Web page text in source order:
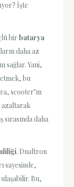
İşte
birbatarya
daha az
sağlar. Yani,
bu
scooter’ın
azaltarak
daha
. Dualtron
sayesinde,
Bu,